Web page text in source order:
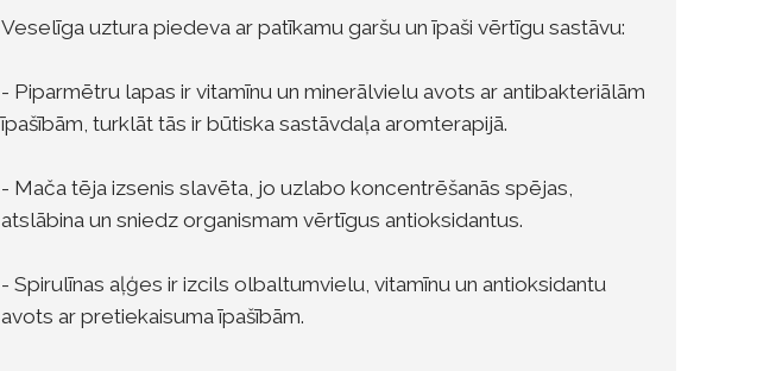
Veselīga uztura piedeva ar patīkamu garšu un īpaši vērtīgu sastāvu:
- Piparmētru lapas ir vitamīnu un minerālvielu avots ar antibakteriālām
īpašībām, turklāt tās ir būtiska sastāvdaļa aromterapijā.
- Mača tēja izsenis slavēta, jo uzlabo koncentrēšanās spējas,
atslābina un sniedz organismam vērtīgus antioksidantus.
- Spirulīnas aļģes ir izcils olbaltumvielu, vitamīnu un antioksidantu
avots ar pretiekaisuma īpašībām.